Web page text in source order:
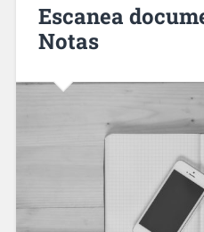
Escanea
Notas